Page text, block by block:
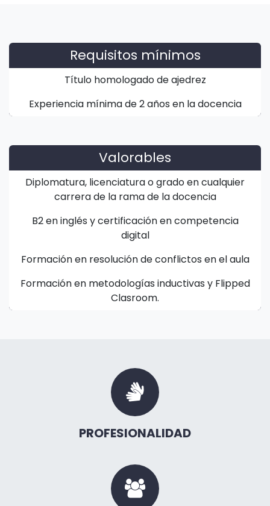
Requisitos mínimos
Título homologado de ajedrez
Experiencia mínima de 2 años en la docencia
Valorables
Diplomatura, licenciatura o grado en cualquier
carrera de la rama de la docencia
B2 en inglés y certificación en competencia
digital
Formación en resolución de conflictos en el aula
Formación en metodologías inductivas y Flipped
Clasroom.
PROFESIONALIDAD